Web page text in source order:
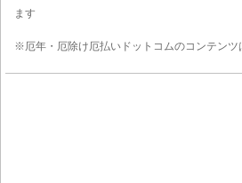
ます
※厄年・厄除け厄払いドットコムのコンテンツ